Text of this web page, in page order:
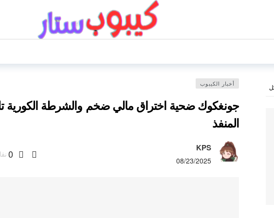
أخبار الكيبوب
جونغكوك ضحية اختراق مالي ضخم والشرطة الكورية
المنفذ
KPS
08/23/2025
0